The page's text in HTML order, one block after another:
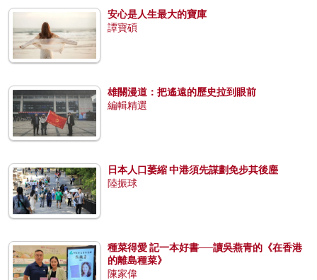
安心是人生最大的寶庫
譚寶碩
雄關漫道：把遙遠的歷史拉到眼前
編輯精選
日本人口萎縮 中港須先謀劃免步其後塵
陸振球
種菜得愛 記一本好書──讀吳燕青的《在香港
的離島種菜》
陳家偉